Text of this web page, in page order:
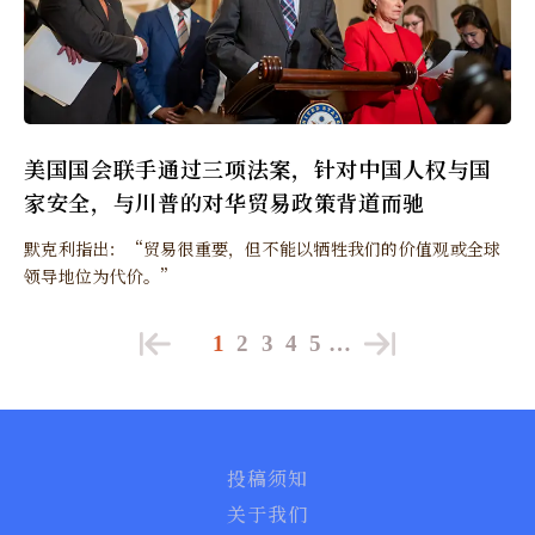
美国国会联手通过三项法案，针对中国人权与国
家安全，与川普的对华贸易政策背道而驰
默克利指出：“贸易很重要，但不能以牺牲我们的价值观或全球
领导地位为代价。”
1 2 3 4 5 …
投稿须知
关于我们